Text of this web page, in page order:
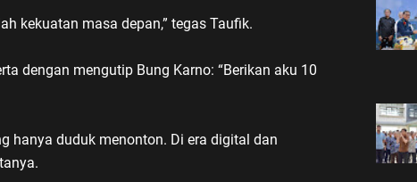
kekuatan masa depan,” tegas Taufik.
dengan mengutip Bung Karno: “Berikan aku 10
hanya duduk menonton. Di era digital dan